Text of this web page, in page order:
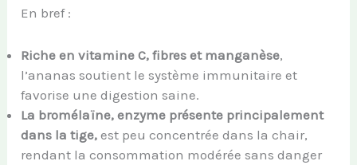
En bref :
Riche en vitamine C, fibres et manganèse,
l’ananas soutient le système immunitaire et
favorise une digestion saine.
La bromélaïne, enzyme présente principalement
dans la tige, est peu concentrée dans la chair,
rendant la consommation modérée sans danger